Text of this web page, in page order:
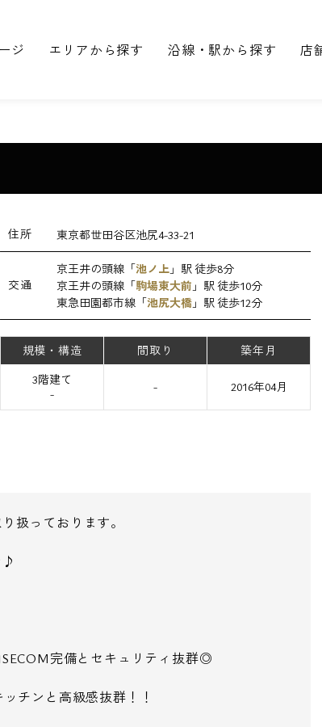
ジ エリアから探す 沿線・駅から探す 店
住所 東京都世田谷区池尻4-33-21
交通
京王井の頭線「池ノ上 」駅 徒歩8分
京王井の頭線「駒場東大前 」駅 徒歩10分
東急田園都市線「池尻大橋 」駅 徒歩12分
規模・構造 間取り
築年月
3階建て
-
- 2016年04月
扱っております。
♪
完備とセキュリティ抜群◎
チンと高級感抜群！！